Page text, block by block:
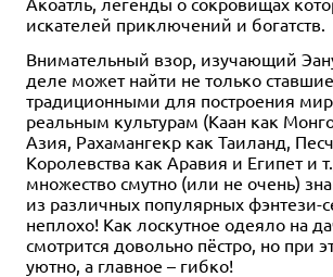
искателей приключений и богатств.
Внимательный взор, изучающий
деле может найти не только ставшие
традиционными для построения
реальным культурам (Каан как
Азия, Рахамангекр как Таиланд,
Королевства как Аравия и Египет и
множество смутно (или не очень)
из различных популярных фэнтези-
неплохо! Как лоскутное одеяло на
смотрится довольно пёстро, но при
уютно, а главное – гибко!